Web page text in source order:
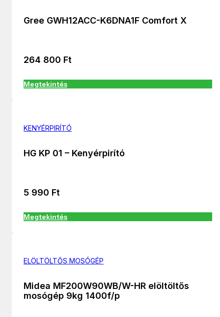
Gree GWH12ACC-K6DNA1F Comfort X
264 800 Ft
Megtekintés
KENYÉRPIRÍTÓ
HG KP 01 – Kenyérpirító
5 990 Ft
Megtekintés
ELÖLTÖLTŐS MOSÓGÉP
Midea MF200W90WB/W-HR elöltöltős
mosógép 9kg 1400f/p